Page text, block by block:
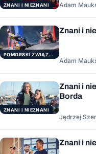
ZNANI I NIEZNANI Adam
POMORSKI ZWIĄZEK ŻEGLARSKI
Znani i
Adam
ZNANI I NIEZNANI
Znani i
Borda
Jędrzej
Znani i